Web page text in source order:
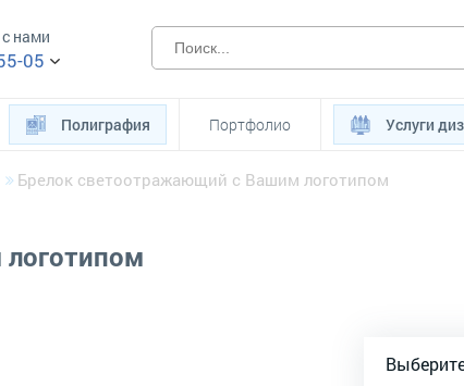
нами
05
Полиграфия Портфолио Услуги
Брелок светоотражающий с Вашим логотипом